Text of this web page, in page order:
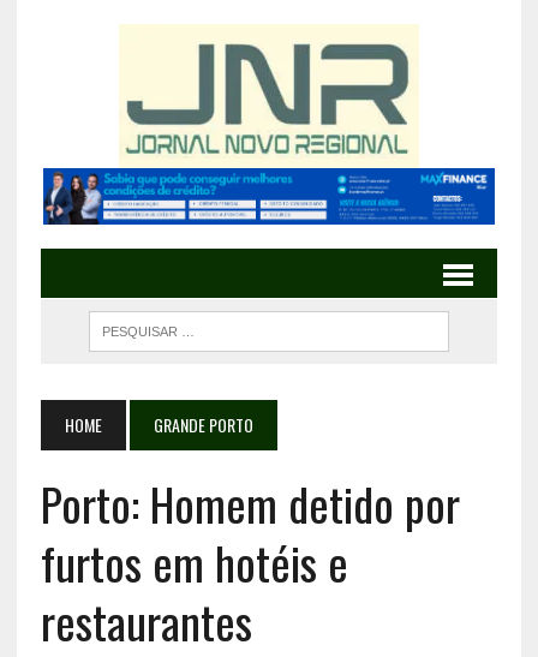
HOME GRANDE PORTO
Porto: Homem detido por
furtos em hotéis e
restaurantes